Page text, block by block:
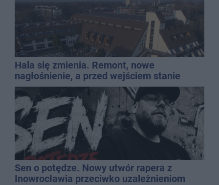
Hala się zmienia. Remont, nowe
nagłośnienie, a przed wejściem stanie
QEMETICA ARENA
Sen o potędze. Nowy utwór rapera z
Inowrocławia przeciwko uzależnieniom